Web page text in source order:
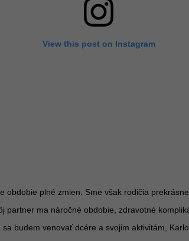
View this post on Instagram
obdobie plné zmien. Sme však rodičia
partner ma náročné obdobie, zdravotné
budem venovať dcére a svojim aktivitám,